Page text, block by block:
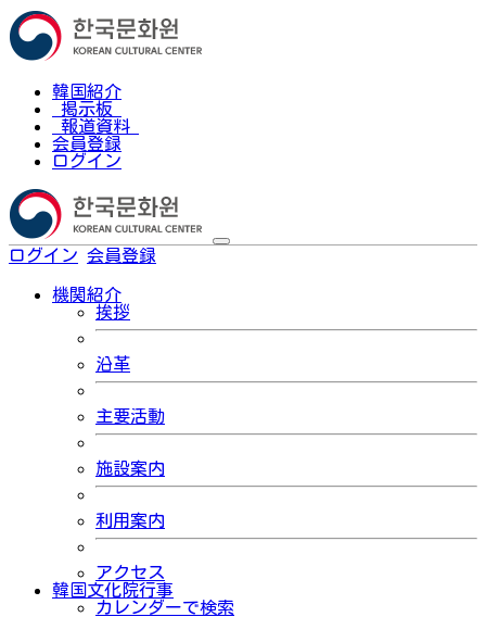
韓国紹介
掲示板
報道資料
会員登録
ログイン
ログイン 会員登録
機関紹介
挨拶
沿革
主要活動
施設案内
利用案内
アクセス
韓国文化院行事
カレンダーで検索